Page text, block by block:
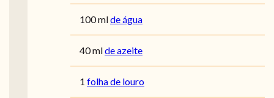
100mlde água
40mlde azeite
1 folha de louro